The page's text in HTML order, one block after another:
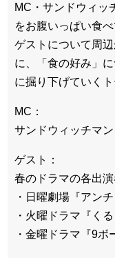
MC・サンドウィッ
をお腹いっぱい食
ゲストについて周
に、「食の好み」
に掘り下げていくト
MC：
サンドウィッチマ
ゲスト：
春のドラマの各出
・日曜劇場『アンチ
・火曜ドラマ『く
・金曜ドラマ『9ボ